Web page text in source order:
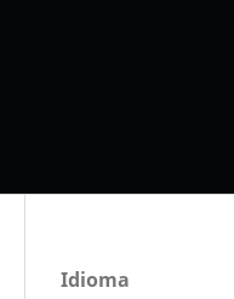
Idioma